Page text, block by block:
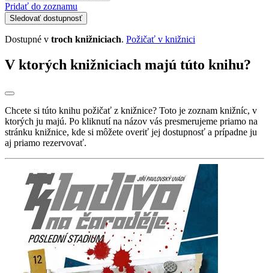
Pridať do zoznamu
Sledovať dostupnosť
Dostupné v troch knižniciach. Požičať v knižnici
V ktorých knižniciach majú túto knihu?
Chcete si túto knihu požičať z knižnice? Toto je zoznam knižníc, v
ktorých ju majú. Po kliknutí na názov vás presmerujeme priamo na
stránku knižnice, kde si môžete overiť jej dostupnosť a prípadne ju
aj priamo rezervovať.